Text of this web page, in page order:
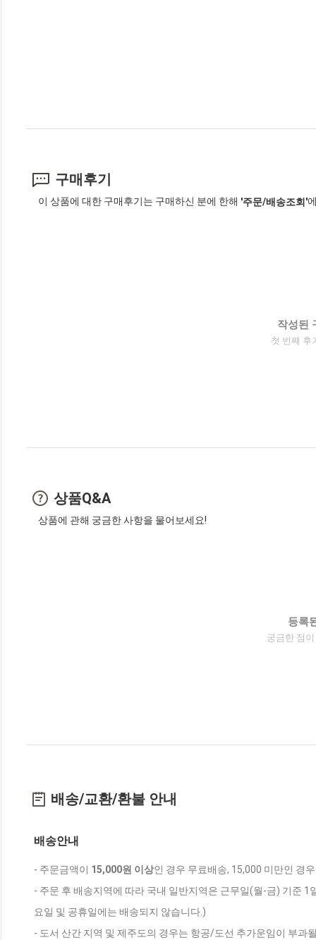
구매후기
이 상품에 대한 구매후기는 구매하신 분에 한해 '주문/배송조회'
작성된
첫 번째 후
상품Q&A
상품에 관해 궁금한 사항을 물어보세요!
등록
궁금한 점
배송/교환/환불 안내
배송안내
- 주문금액이 15,000원 이상인 경우 무료배송, 15,000 미만인 경
- 주문 후 배송지역에 따라 국내 일반지역은 근무일(월-금) 기준
요일 및 공휴일에는 배송되지 않습니다.)
- 도서 산간 지역 및 제주도의 경우는 항공/도선 추가운임이 부과